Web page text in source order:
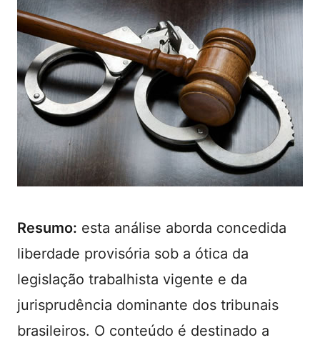
Resumo: esta análise aborda concedida
liberdade provisória sob a ótica da
legislação trabalhista vigente e da
jurisprudência dominante dos tribunais
brasileiros. O conteúdo é destinado a